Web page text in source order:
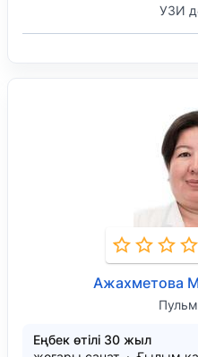
УЗИ
Ажахметова
Еңбек өтілі 30 жыл